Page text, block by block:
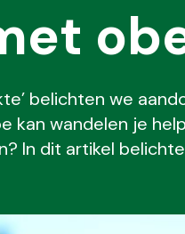
belichten we
kan wandelen je
In dit artikel